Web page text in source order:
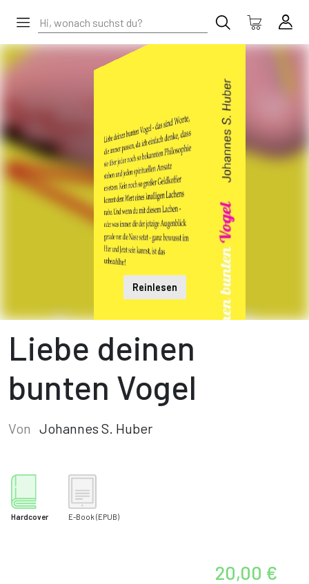
Reinlesen
Liebe deinen
bunten Vogel
Von Johannes S. Huber
Hardcover E-Book (EPUB)
20,00 €